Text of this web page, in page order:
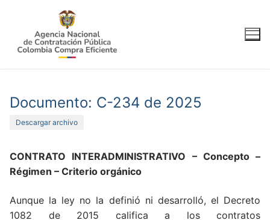
contenido
Documento: C-234 de 2025
Descargar archivo
CONTRATO INTERADMINISTRATIVO – Concepto –
Régimen – Criterio orgánico
Aunque la ley no la definió ni desarrolló, el Decreto
1082 de 2015 califica a los contratos